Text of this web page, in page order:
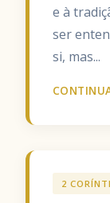
e à
ser
si, mas...
2